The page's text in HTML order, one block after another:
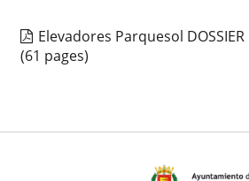
Elevadores Parquesol DOSSIER
(61 pages)